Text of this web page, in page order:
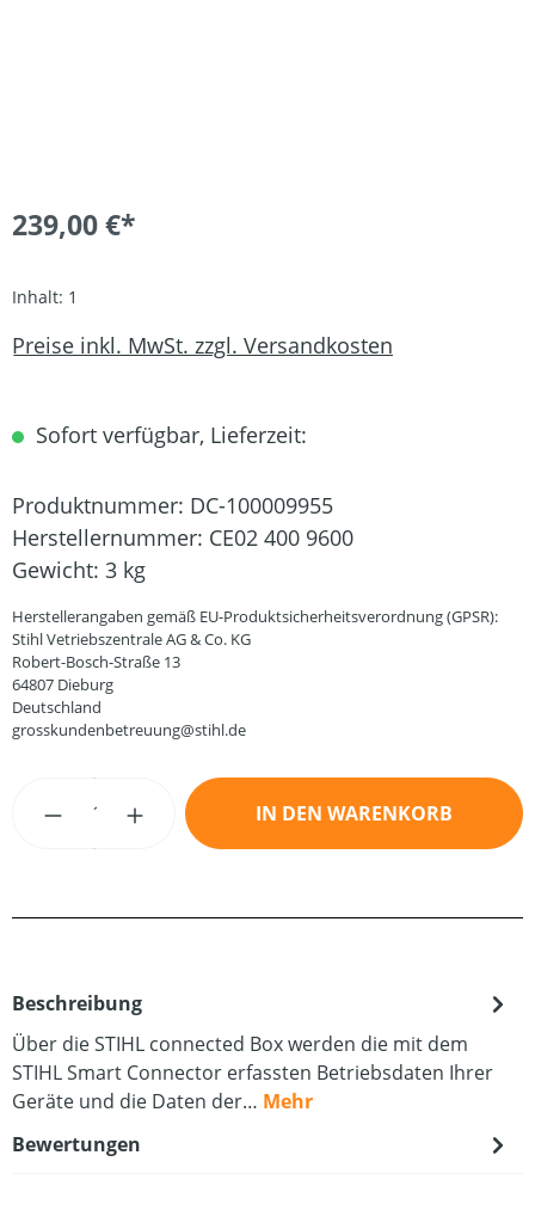
239,00 €*
Inhalt: 1
Preise inkl. MwSt. zzgl. Versandkosten
Sofort verfügbar, Lieferzeit:
Produktnummer: DC-100009955
Herstellernummer: CE02 400 9600
Gewicht: 3 kg
Herstellerangaben gemäß EU-Produktsicherheitsverordnung (GPSR):
Stihl Vetriebszentrale AG & Co. KG
Robert-Bosch-Straße 13
64807 Dieburg
Deutschland
grosskundenbetreuung@stihl.de
Produkt Anzahl: Gib den gewünschten
IN DEN WARENKORB
Beschreibung
Über die STIHL connected Box werden die mit dem
STIHL Smart Connector erfassten Betriebsdaten Ihrer
Geräte und die Daten der… Mehr
Bewertungen